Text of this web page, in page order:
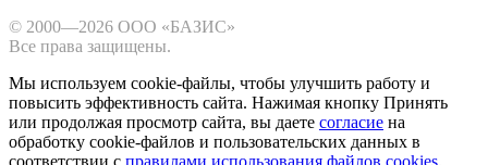
© 2000—2026 ООО «БАЗИС»
Все права защищены.
Мы используем cookie-файлы, чтобы улучшить работу и
повысить эффективность сайта. Нажимая кнопку Принять
или продолжая просмотр сайта, вы даете согласие на
обработку cookie-файлов и пользовательских данных в
соответствии с правилами использования файлов cookies.